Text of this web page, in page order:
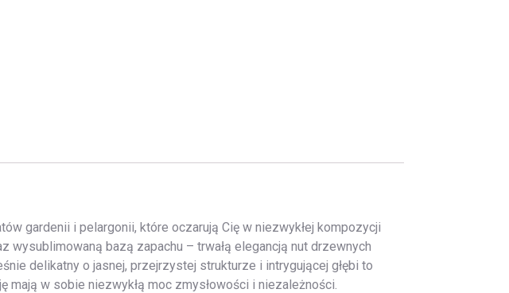
gardenii i pelargonii, które oczarują Cię w niezwykłej kompozycji
bazą zapachu – trwałą elegancją nut drzewnych
delikatny o jasnej, przejrzystej strukturze i intrygującej głębi to
w sobie niezwykłą moc zmysłowości i niezależności.